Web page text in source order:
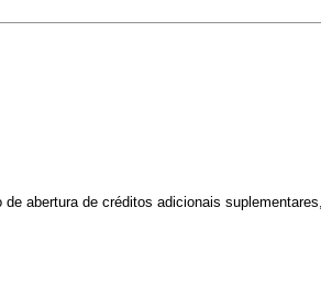
abertura de créditos adicionais suplementares,